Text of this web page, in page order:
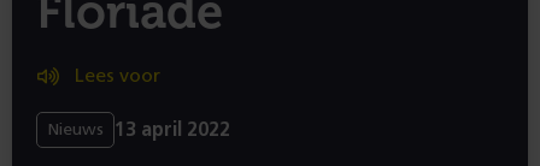
Lees voor
Nieuws 13 april 2022